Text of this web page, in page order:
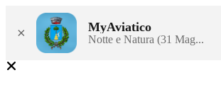
× MyAviatico
Notte e Natura (31 Mag...